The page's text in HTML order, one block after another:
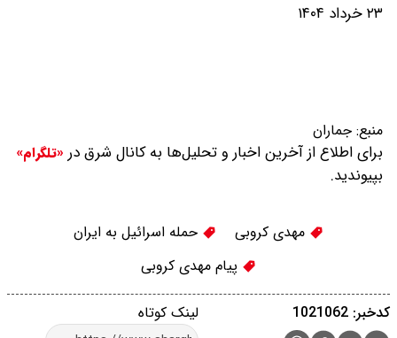
۲۳ خرداد ۱۴۰۴
منبع: جماران
برای اطلاع از آخرین اخبار و تحلیل‌ها به کانال شرق در «تلگرام»
بپیوندید.
مهدی کروبی
حمله اسرائیل به ایران
پیام مهدی کروبی
لینک کوتاه کدخبر: 1021062